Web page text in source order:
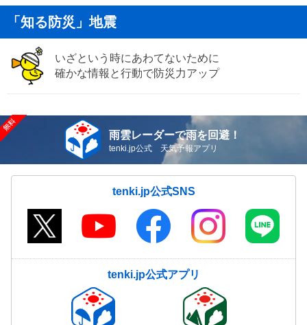
「知る防災」地震
いざという時にあわてないために
確かな情報と行動で防災力アップ
雨雲レーダーで雨を回避！
tenki.jp公式 天気予報アプリ
tenki.jp公式SNS
tenki.jp公式アプリ